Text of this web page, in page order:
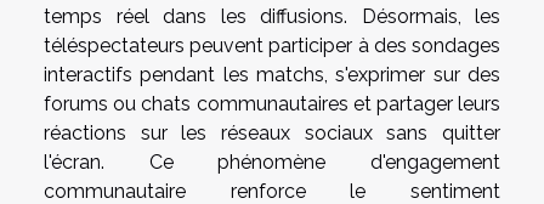
temps réel dans les diffusions. Désormais, les
téléspectateurs peuvent participer à des sondages
interactifs pendant les matchs, s'exprimer sur des
forums ou chats communautaires et partager leurs
réactions sur les réseaux sociaux sans quitter
l'écran. Ce phénomène d'engagement
communautaire renforce le sentiment